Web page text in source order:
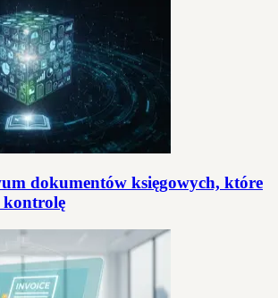
dokumentów księgowych, które
kontrolę